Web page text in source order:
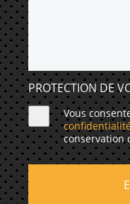
PROTECTION DE
Vous
conservation